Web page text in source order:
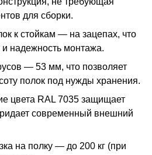
для сборки.
к стойкам — на зацепах, что
и надежность монтажа.
— 53 мм, что позволяет
полок под нужды хранения.
цвета RAL 7035 защищает
современный внешний
на полку — до 200 кг (при